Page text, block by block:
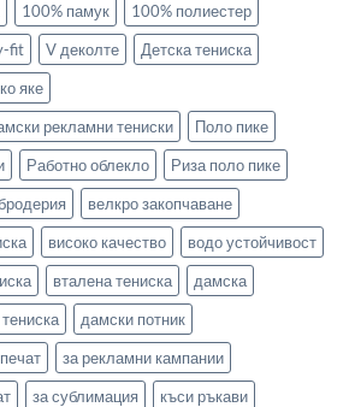
100% памук
100% полиестер
fit V деколте
Детска тениска
яке
рекламни тениски
Поло пике
Работно облекло
Риза поло пике
велкро закопчаване
високо качество
водо устойчивост
вталена тениска
дамска
дамски потник
за рекламни кампании
за сублимация къси ръкави